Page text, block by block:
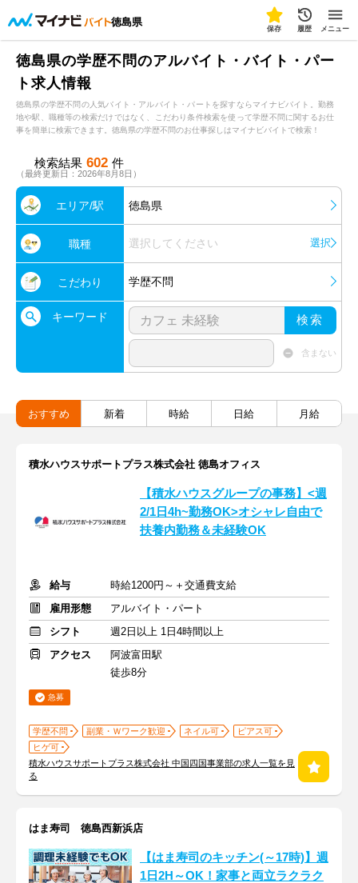
徳島県
保存 履歴 メニュー
徳島県の学歴不問のアルバイト・バイト・パー
ト求人情報
徳島県の学歴不問の人気バイト・アルバイト・パートを探すならマイナビバイト。勤務
地や駅、職種等の検索だけではなく、こだわり条件検索を使って学歴不問に関するお仕
事を簡単に検索できます。徳島県の学歴不問のお仕事探しはマイナビバイトで検索！
検索結果 602 件
（最終更新日：2026年8月8日）
エリア/駅 徳島県
職種 選択してください 選択
こだわり 学歴不問
キーワード 検索
含まない
おすすめ 新着 時給 日給 月給
積水ハウスサポートプラス株式会社 徳島オフィス
【積水ハウスグループの事務】<週
2/1日4h~勤務OK>オシャレ自由で
扶養内勤務＆未経験OK
給与
時給1200円～＋交通費支給
雇用形態
アルバイト・パート
シフト
週2日以上 1日4時間以上
アクセス
阿波富田駅
徒歩8分
急募
学歴不問 副業・Ｗワーク歓迎 ネイル可
ピアス可
ヒゲ可
積水ハウスサポートプラス株式会社 中国四国事業部の求人一覧を見
る
はま寿司 徳島西新浜店
【はま寿司のキッチン(～17時)】週
1日2H～OK！家事と両立ラクラク